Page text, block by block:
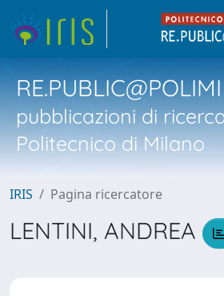
RE.PUBLIC@POLIMI
pubblicazioni di
Politecnico di Milano
IRIS Pagina ricercatore
LENTINI, ANDREA